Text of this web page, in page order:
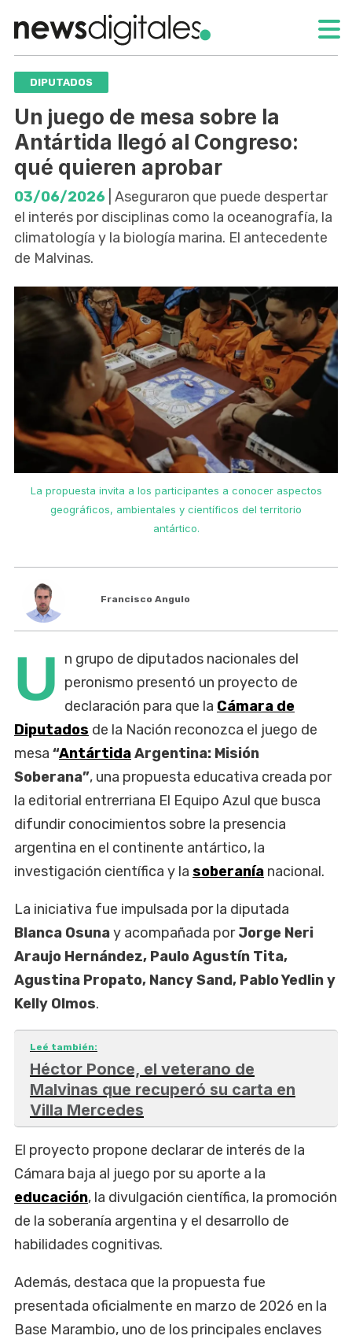
DIPUTADOS
Un juego de mesa sobre la
Antártida llegó al Congreso:
qué quieren aprobar
03/06/2026 | Aseguraron que puede despertar
el interés por disciplinas como la oceanografía, la
climatología y la biología marina. El antecedente
de Malvinas.
La propuesta invita a los participantes a conocer aspectos
geográficos, ambientales y científicos del territorio
antártico.
Francisco Angulo
U n grupo de diputados nacionales del
peronismo presentó un proyecto de
declaración para que la Cámara de
Diputados de la Nación reconozca el juego de
mesa “AntártidaArgentina: Misión
Soberana”, una propuesta educativa creada por
la editorial entrerriana El Equipo Azul que busca
difundir conocimientos sobre la presencia
argentina en el continente antártico, la
investigación científica y la soberanía nacional.
La iniciativa fue impulsada por la diputada
Blanca Osunay acompañada porJorge Neri
Araujo Hernández, Paulo Agustín Tita,
Agustina Propato, Nancy Sand, Pablo Yedlin y
Kelly Olmos.
Leé también:
Héctor Ponce, el veterano de
Malvinas que recuperó su carta en
Villa Mercedes
El proyecto propone declarar de interés de la
Cámara baja al juego por su aporte a la
educación, la divulgación científica, la promoción
de la soberanía argentina y el desarrollo de
habilidades cognitivas.
Además, destaca que la propuesta fue
presentada oficialmente en marzo de 2026 en la
Base Marambio, uno de los principales enclaves